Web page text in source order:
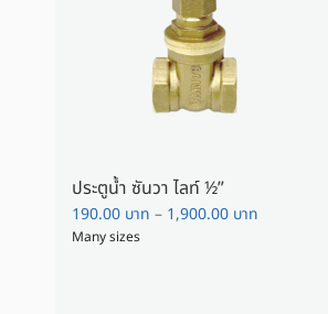
ประตูน้ำ ซันวา ไลท์ ½”
190.00 บาท – 1,900.00 บาท
Many sizes